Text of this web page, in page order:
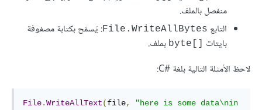
منفصل بالملف.
التابع File.WriteAllBytes: يَسمَح بكتابة مصفوفة
بايتات
byte[]‎ بملف.
لاحظ الأمثلة التالية بلغة C#‎:
File.WriteAllText(file,
"here is some data\nin